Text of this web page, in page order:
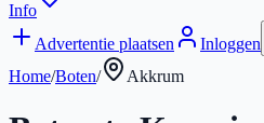
Info
Advertentie plaatsen
Inloggen
Home/Boten/ Akkrum